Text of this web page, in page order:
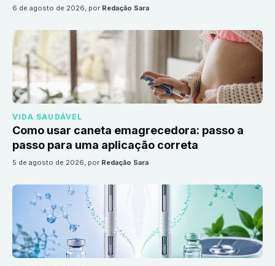
6 de agosto de 2026, por Redação Sara
VIDA SAUDÁVEL
Como usar caneta emagrecedora: passo a
passo para uma aplicação correta
5 de agosto de 2026, por Redação Sara